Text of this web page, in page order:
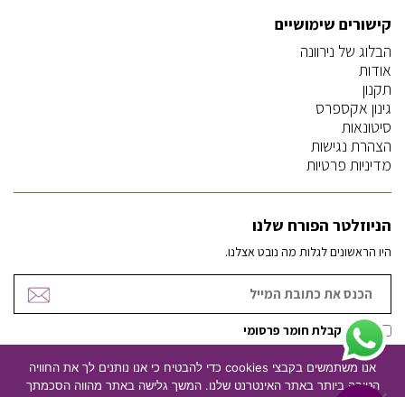
קישורים שימושיים
הבלוג של נירוונה
אודות
תקנון
גינון אקספרס
סיטונאות
הצהרת נגישות
מדיניות פרטיות
הניוזלטר הפורח שלנו
היו הראשונים לגלות מה נובט אצלנו.
אישור קבלת חומר פרסומי
אנו משתמשים בקבצי cookies כדי להבטיח כי אנו נותנים לך את החוויה
הטובה ביותר באתר האינטרנט שלנו. המשך גלישה באתר מהווה הסכמתך